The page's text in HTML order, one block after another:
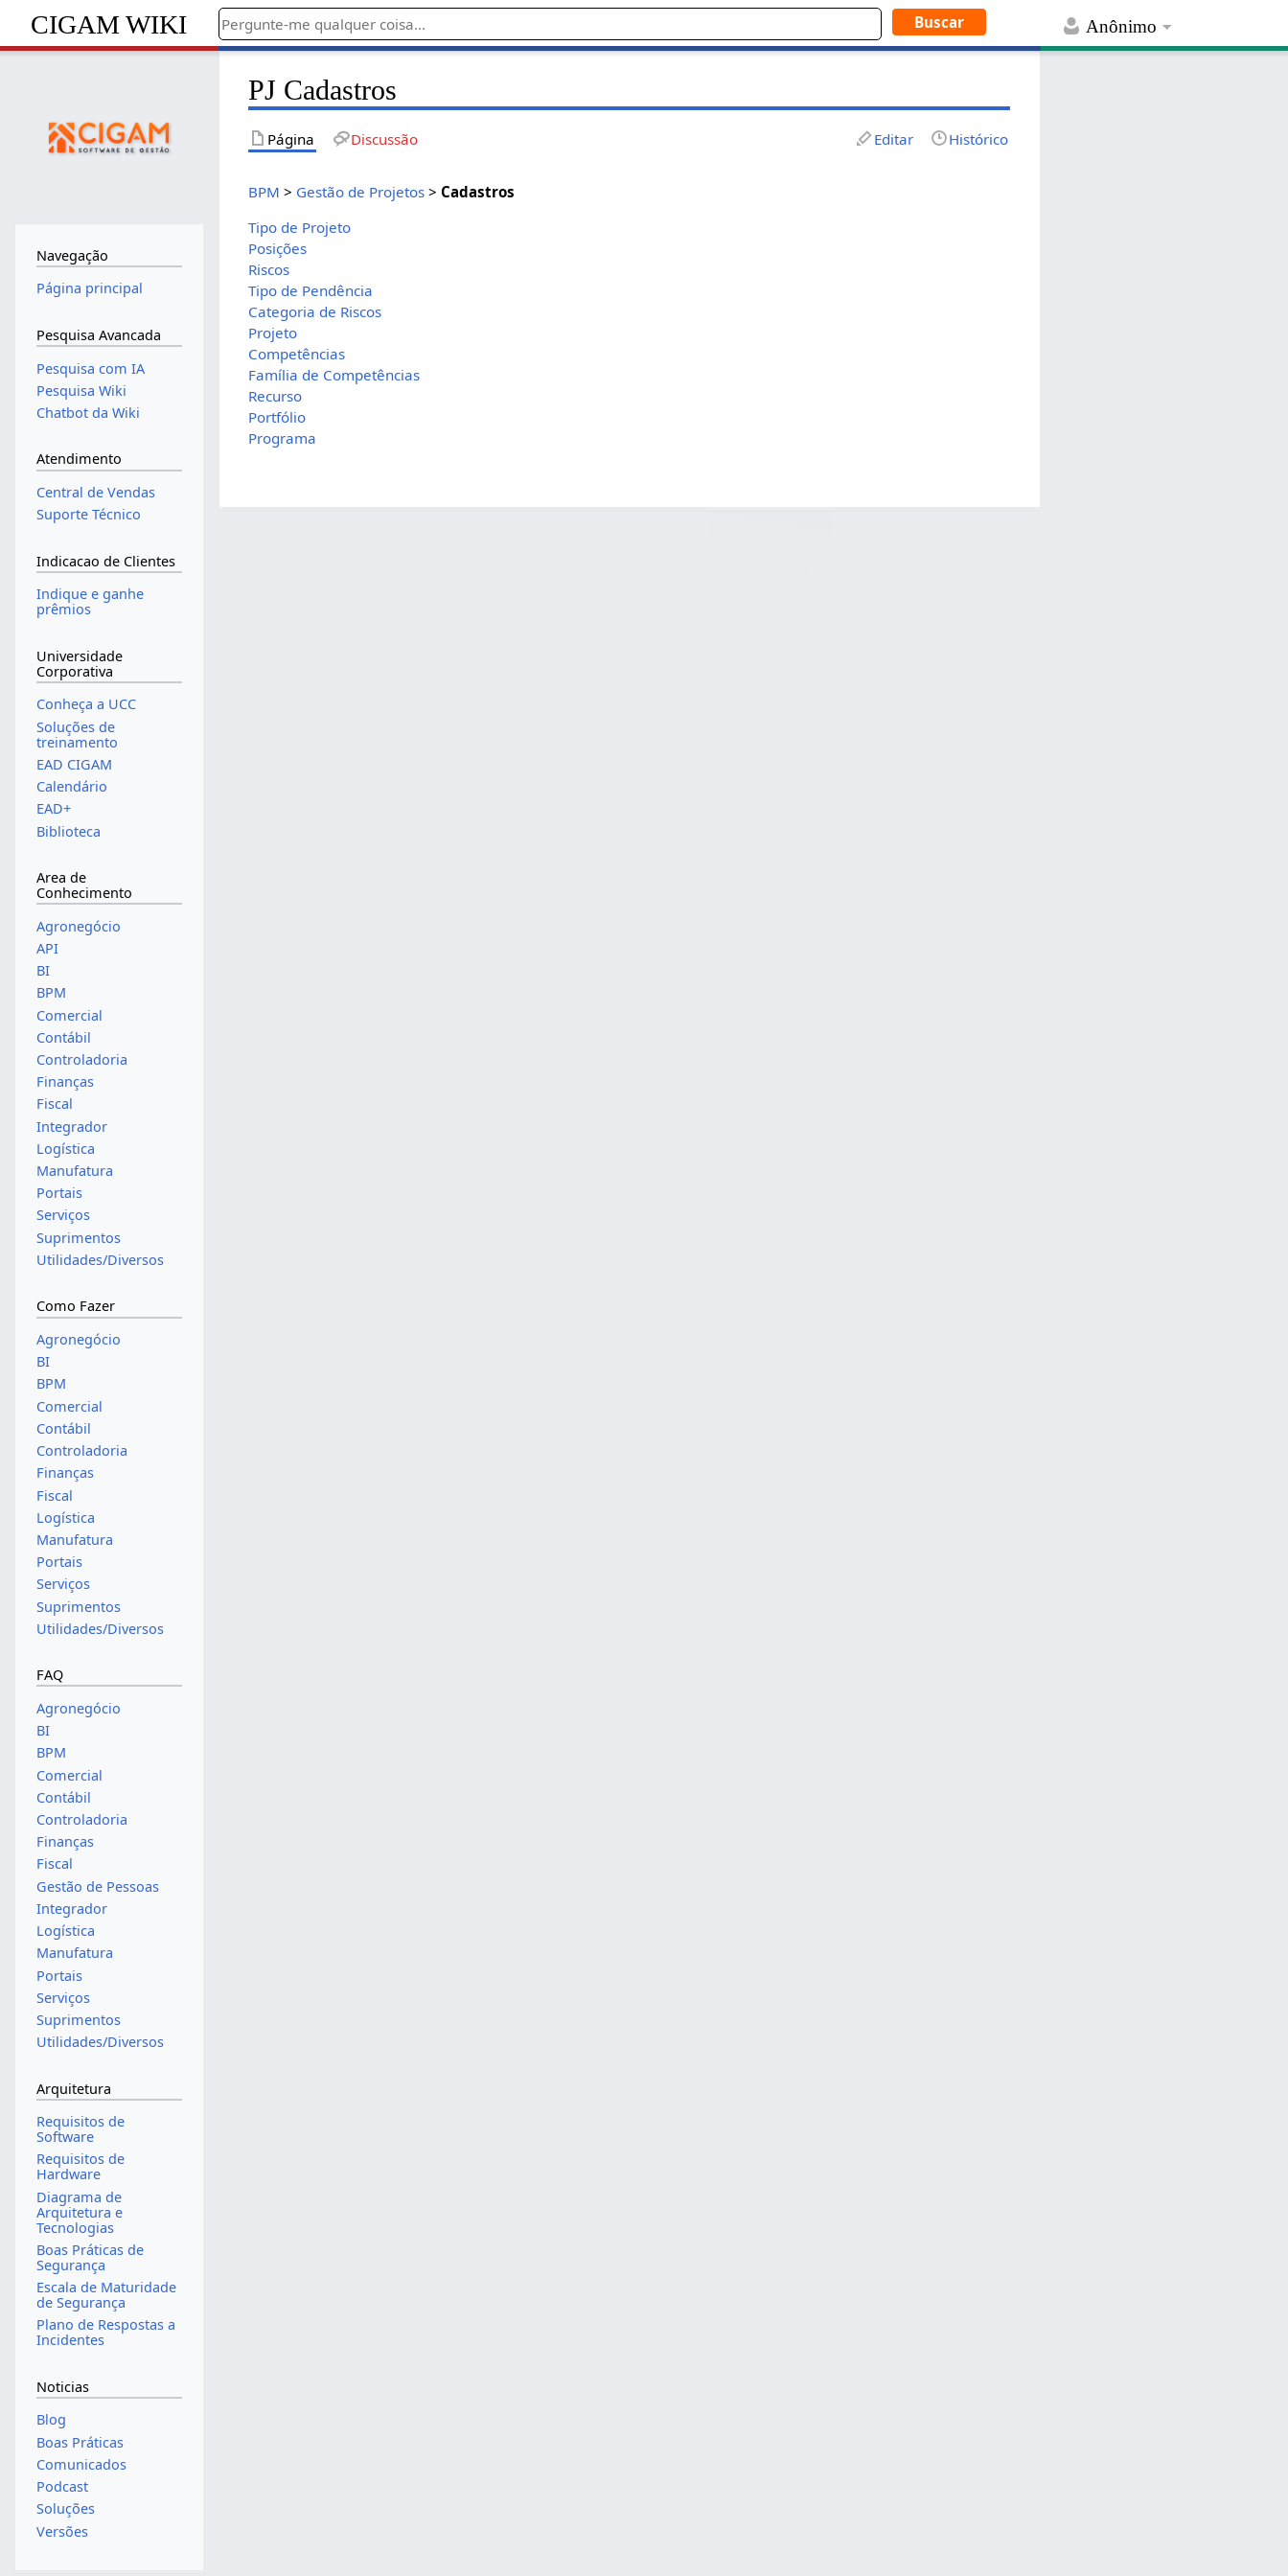
Anônimo
CIGAM WIKI
PJ Cadastros
Página Discussão Editar Histórico
BPM > Gestão de Projetos > Cadastros
Tipo de Projeto
Posições
Riscos
Tipo de Pendência
Categoria de Riscos
Projeto
Competências
Família de Competências
Recurso
Portfólio
Programa
Navegação
Página principal
Pesquisa Avancada
Pesquisa com IA
Pesquisa Wiki
Chatbot da Wiki
Atendimento
Central de Vendas
Suporte Técnico
Indicacao de Clientes
Indique e ganhe
prêmios
Universidade
Corporativa
Conheça a UCC
Soluções de
treinamento
EAD CIGAM
Calendário
EAD+
Biblioteca
Area de
Conhecimento
Agronegócio
API
BI
BPM
Comercial
Contábil
Controladoria
Finanças
Fiscal
Integrador
Logística
Manufatura
Portais
Serviços
Suprimentos
Utilidades/Diversos
Como Fazer
Agronegócio
BI
BPM
Comercial
Contábil
Controladoria
Finanças
Fiscal
Logística
Manufatura
Portais
Serviços
Suprimentos
Utilidades/Diversos
FAQ
Agronegócio
BI
BPM
Comercial
Contábil
Controladoria
Finanças
Fiscal
Gestão de Pessoas
Integrador
Logística
Manufatura
Portais
Serviços
Suprimentos
Utilidades/Diversos
Arquitetura
Requisitos de
Software
Requisitos de
Hardware
Diagrama de
Arquitetura e
Tecnologias
Boas Práticas de
Segurança
Escala de Maturidade
de Segurança
Plano de Respostas a
Incidentes
Noticias
Blog
Boas Práticas
Comunicados
Podcast
Soluções
Versões